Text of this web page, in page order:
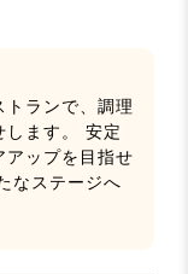
ランで、調理
します。 安定
アップを目指せ
なステージへ